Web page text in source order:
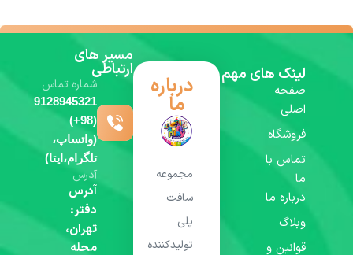
لینک های مهم
صفحه
اصلی
فروشگاه
تماس با
ما
درباره ما
وبلاگ
قوانین و
درباره
ما
مجموعه
سافت
پلی
تولیدکننده
مسیر های
ارتباطی
شماره تماس
9128945321
(98+)
(واتساپ،
تلگرام،ایتا)
آدرس
آدرس
دفتر:
تهران،
محله